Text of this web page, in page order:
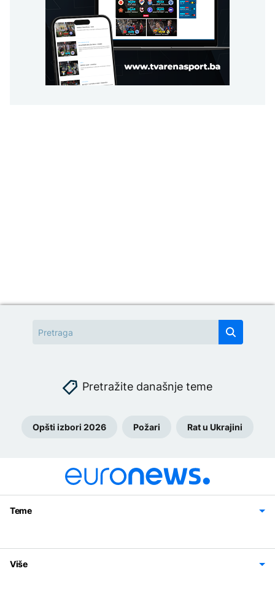
Pretražite današnje teme
Opšti izbori 2026 Požari Rat u Ukrajini
Teme
Svijet
Sport
Magazin
Više